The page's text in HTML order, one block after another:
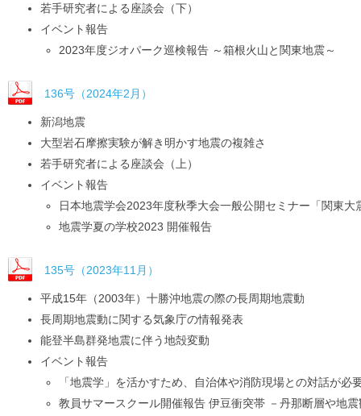
若手研究者による座談会（下）
イベント報告
2023年度ジオパーク巡検報告 ～箱根火山と関東地震～
136号（2024年2月）
新潟地震
大型岩石摩擦実験が解き明かす地震の複雑さ
若手研究者による座談会（上）
イベント報告
日本地震学会2023年度秋季大会一般公開セミナー「関東
地震学夏の学校2023 開催報告
135号（2023年11月）
平成15年（2003年）十勝沖地震の際の長周期地震動
長周期地震動に関する気象庁の情報発表
能登半島群発地震に伴う地殻変動
イベント報告
「地震学」を活かすため、自治体や消防現場との対話が必
教員サマースクール開催報告 伊豆衝突帯 －丹那断層や地